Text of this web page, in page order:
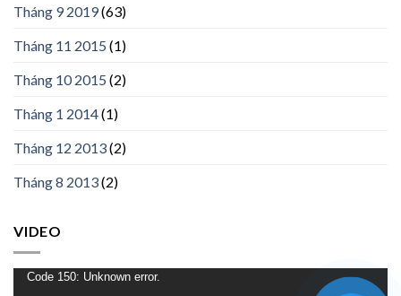
Tháng 9 2019(63)
Tháng 11 2015 (1)
Tháng 10 2015 (2)
Tháng 1 2014(1)
Tháng 12 2013(2)
Tháng 8 2013(2)
VIDEO
Trình
Code 150: Unknown error.